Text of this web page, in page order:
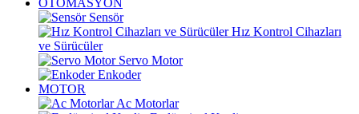
OTOMASYON
Sensör
Hız Kontrol Cihazları
ve Sürücüler
Servo Motor
Enkoder
MOTOR
Ac Motorlar